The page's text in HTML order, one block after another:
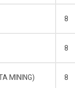
8
8
MINING) 8